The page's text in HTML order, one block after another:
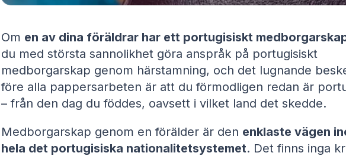
Om en av dina föräldrar har ett portugisiskt
du med största sannolikhet göra anspråk på portugisiskt
medborgarskap genom härstamning, och det lugnande
före alla pappersarbeten är att du förmodligen redan är
– från den dag du föddes, oavsett i vilket land det skedde.
Medborgarskap genom en förälder är den enklaste vägen
hela det portugisiska nationalitetsystemet. Det finns inga